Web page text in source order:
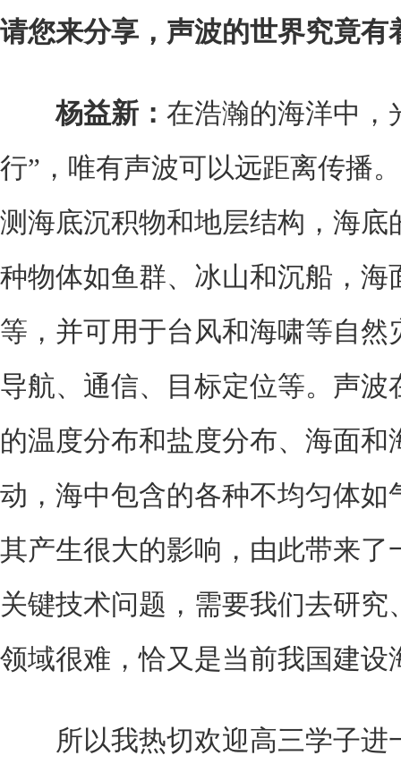
请您来分享，声波的世界究竟有
杨益新： 在浩瀚的海洋中，
行”，唯有声波可以远距离传播
测海底沉积物和地层结构，海底
种物体如鱼群、冰山和沉船，海
等，并可用于台风和海啸等自然
导航、通信、目标定位等。声波
的温度分布和盐度分布、海面
动，海中包含的各种不均匀体如
其产生很大的影响，由此带来了
关键技术问题，需要我们去研
领域很难，恰又是当前我国建设
所以我热切欢迎高三学子进